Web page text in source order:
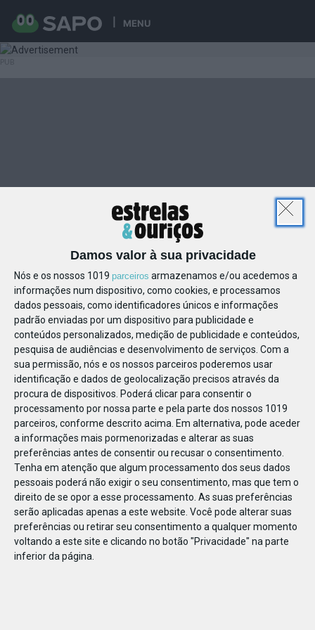
MENU
Damos valor à sua privacidade
Nós e os nossos 1019 parceiros armazenamos e/ou acedemos a
informações num dispositivo, como cookies, e processamos
dados pessoais, como identificadores únicos e informações
padrão enviadas por um dispositivo para publicidade e
conteúdos personalizados, medição de publicidade e conteúdos,
pesquisa de audiências e desenvolvimento de serviços. Com a
sua permissão, nós e os nossos parceiros poderemos usar
identificação e dados de geolocalização precisos através da
procura de dispositivos. Poderá clicar para consentir o
processamento por nossa parte e pela parte dos nossos 1019
parceiros, conforme descrito acima. Em alternativa, pode aceder
a informações mais pormenorizadas e alterar as suas
preferências antes de consentir ou recusar o consentimento.
Tenha em atenção que algum processamento dos seus dados
pessoais poderá não exigir o seu consentimento, mas que tem o
direito de se opor a esse processamento. As suas preferências
serão aplicadas apenas a este website. Você pode alterar suas
preferências ou retirar seu consentimento a qualquer momento
voltando a este site e clicando no botão "Privacidade" na parte
inferior da página.
78898776210462